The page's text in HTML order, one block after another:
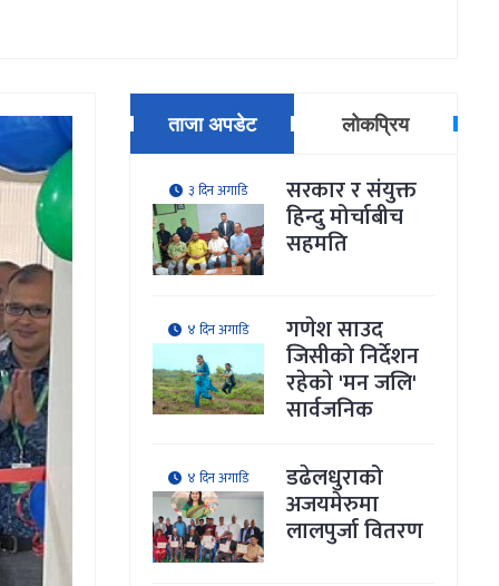
ताजा अपडेट लोकप्रिय
३ दिन अगाडि सरकार र संयुक्त
हिन्दु मोर्चाबीच
सहमति
४ दिन अगाडि गणेश साउद
जिसीको निर्देशन
रहेकाे 'मन जलि'
सार्वजनिक
४ दिन अगाडि डढेलधुराको
अजयमेरुमा
लालपुर्जा वितरण